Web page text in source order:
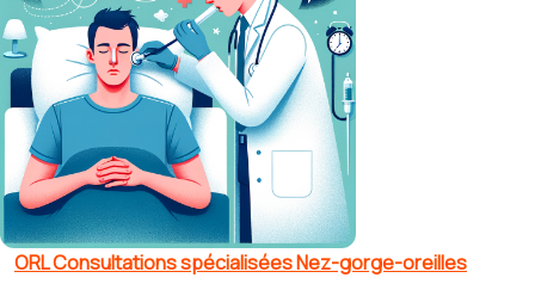
ORL Consultations spécialisées Nez-gorge-oreilles